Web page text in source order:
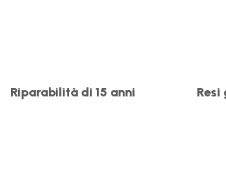
Riparabilità di 15 anni